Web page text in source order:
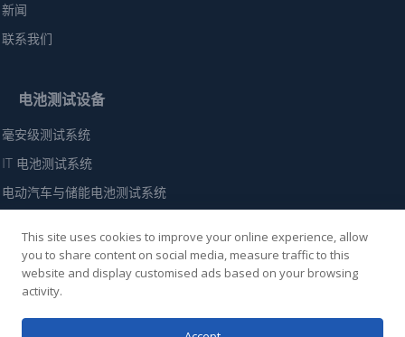
新闻
联系我们
电池测试设备
毫安级测试系统
IT 电池测试系统
电动汽车与储能电池测试系统
电池模块（60 伏-300 伏）测试系统
电池组（500伏-1250伏）测试系统
This site uses cookies to improve your online experience, allow
you to share content on social media, measure traffic to this
website and display customised ads based on your browsing
activity.